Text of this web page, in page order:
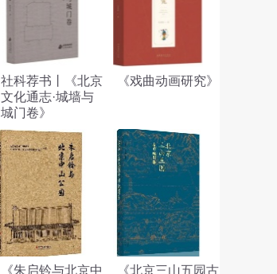
社科荐书丨《北京
文化通志·城墙与
城门卷》
《戏曲动画研究》
《朱启钤与北京中
《北京三山五园古